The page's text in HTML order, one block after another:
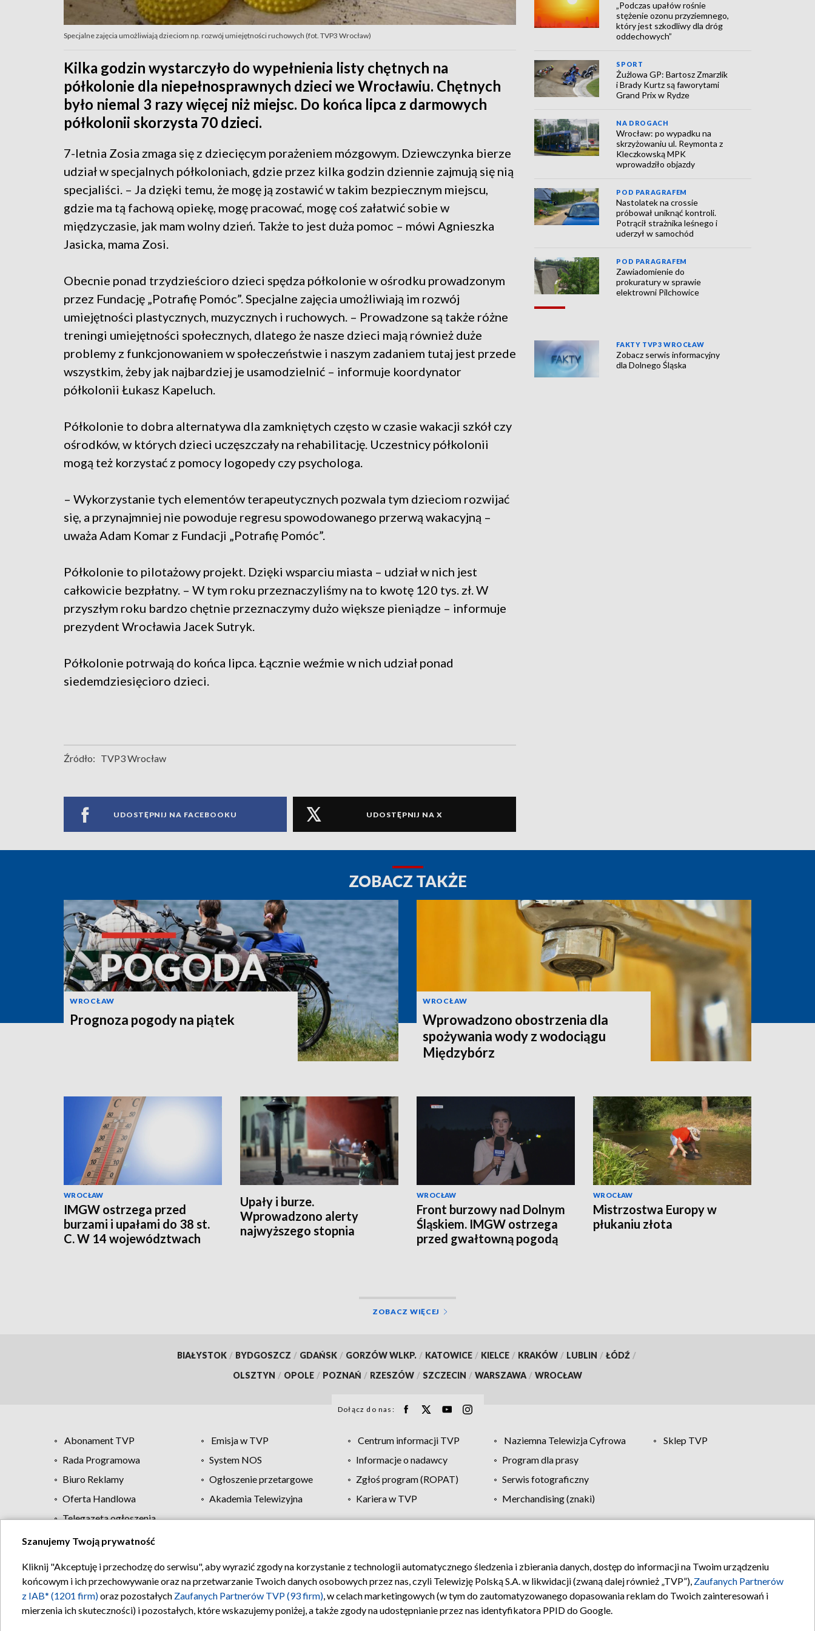
Specjalne zajęcia umożliwiają dzieciom np. rozwój umiejętności ruchowych (fot. TVP3 Wrocław)
Kilka godzin wystarczyło do wypełnienia listy chętnych na
półkolonie dla niepełnosprawnych dzieci we Wrocławiu. Chętnych
było niemal 3 razy więcej niż miejsc. Do końca lipca z darmowych
półkolonii skorzysta 70 dzieci.
7-letnia Zosia zmaga się z dziecięcym porażeniem mózgowym. Dziewczynka bierze
udział w specjalnych półkoloniach, gdzie przez kilka godzin dziennie zajmują się nią
specjaliści. – Ja dzięki temu, że mogę ją zostawić w takim bezpiecznym miejscu,
gdzie ma tą fachową opiekę, mogę pracować, mogę coś załatwić sobie w
międzyczasie, jak mam wolny dzień. Także to jest duża pomoc – mówi Agnieszka
Jasicka, mama Zosi.
Obecnie ponad trzydzieścioro dzieci spędza półkolonie w ośrodku prowadzonym
przez Fundację „Potrafię Pomóc”. Specjalne zajęcia umożliwiają im rozwój
umiejętności plastycznych, muzycznych i ruchowych. – Prowadzone są także różne
treningi umiejętności społecznych, dlatego że nasze dzieci mają również duże
problemy z funkcjonowaniem w społeczeństwie i naszym zadaniem tutaj jest przede
wszystkim, żeby jak najbardziej je usamodzielnić – informuje koordynator
półkolonii Łukasz Kapeluch.
Półkolonie to dobra alternatywa dla zamkniętych często w czasie wakacji szkół czy
ośrodków, w których dzieci uczęszczały na rehabilitację. Uczestnicy półkolonii
mogą też korzystać z pomocy logopedy czy psychologa.
– Wykorzystanie tych elementów terapeutycznych pozwala tym dzieciom rozwijać
się, a przynajmniej nie powoduje regresu spowodowanego przerwą wakacyjną –
uważa Adam Komar z Fundacji „Potrafię Pomóc”.
Półkolonie to pilotażowy projekt. Dzięki wsparciu miasta – udział w nich jest
całkowicie bezpłatny. – W tym roku przeznaczyliśmy na to kwotę 120 tys. zł. W
przyszłym roku bardzo chętnie przeznaczymy dużo większe pieniądze – informuje
prezydent Wrocławia Jacek Sutryk.
Półkolonie potrwają do końca lipca. Łącznie weźmie w nich udział ponad
siedemdziesięcioro dzieci.
Źródło: TVP3 Wrocław
UDOSTĘPNIJ NA FACEBOOKU UDOSTĘPNIJ NA X
„Podczas upałów rośnie
stężenie ozonu przyziemnego,
który jest szkodliwy dla dróg
oddechowych”
SPORT
Żużlowa GP: Bartosz Zmarzlik
i Brady Kurtz są faworytami
Grand Prix w Rydze
NA DROGACH
Wrocław: po wypadku na
skrzyżowaniu ul. Reymonta z
Kleczkowską MPK
wprowadziło objazdy
POD PARAGRAFEM
Nastolatek na crossie
próbował uniknąć kontroli.
Potrącił strażnika leśnego i
uderzył w samochód
POD PARAGRAFEM
Zawiadomienie do
prokuratury w sprawie
elektrowni Pilchowice
FAKTY TVP3 WROCŁAW
Zobacz serwis informacyjny
dla Dolnego Śląska
ZOBACZ TAKŻE
WROCŁAW
Prognoza pogody na piątek
WROCŁAW
Wprowadzono obostrzenia dla
spożywania wody z wodociągu
Międzybórz
WROCŁAW
IMGW ostrzega przed
burzami i upałami do 38 st.
C. W 14 województwach
Upały i burze.
Wprowadzono alerty
najwyższego stopnia
WROCŁAW
Front burzowy nad Dolnym
Śląskiem. IMGW ostrzega
przed gwałtowną pogodą
WROCŁAW
Mistrzostwa Europy w
płukaniu złota
ZOBACZ WIĘCEJ
BIAŁYSTOK / BYDGOSZCZ / GDAŃSK / GORZÓW WLKP. / KATOWICE / KIELCE / KRAKÓW / LUBLIN / ŁÓDŹ /
OLSZTYN / OPOLE / POZNAŃ / RZESZÓW / SZCZECIN / WARSZAWA / WROCŁAW
Dołącz do nas:
Abonament TVP Emisja w TVP Centrum informacji TVP Naziemna Telewizja Cyfrowa
Sklep TVP
Rada Programowa
System NOS Informacje o nadawcy
Program dla prasy
Biuro Reklamy
Ogłoszenie przetargowe Zgłoś program (ROPAT)
Serwis fotograficzny
Oferta Handlowa
Akademia Telewizyjna Kariera w TVP
Merchandising (znaki)
Telegazeta ogłoszenia
Regulamin TVP Polityka prywatności Moje zgody Pomoc Biuro reklamy Kontakt
Szanujemy Twoją prywatność
Kliknij "Akceptuję i przechodzę do serwisu", aby wyrazić zgody na korzystanie z technologii automatycznego śledzenia i zbierania danych, dostęp do informacji na Twoim urządzeniu
końcowym i ich przechowywanie oraz na przetwarzanie Twoich danych osobowych przez nas, czyli Telewizję Polską S.A. w likwidacji (zwaną dalej również „TVP”), Zaufanych Partnerów
z IAB* (1201 firm)oraz pozostałych Zaufanych Partnerów TVP (93 firm), w celach marketingowych (w tym do zautomatyzowanego dopasowania reklam do Twoich zainteresowań i
mierzenia ich skuteczności) i pozostałych, które wskazujemy poniżej, a także zgody na udostępnianie przez nas identyfikatora PPID do Google.